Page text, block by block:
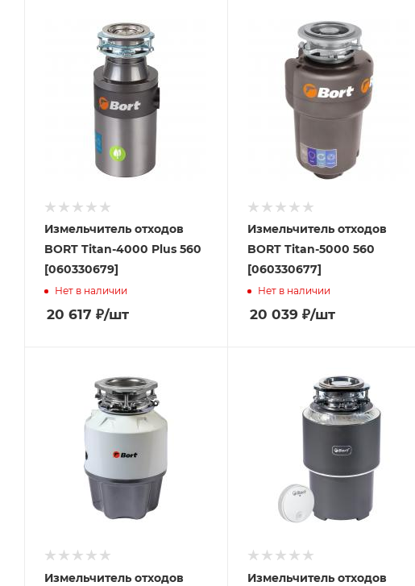
Измельчитель отходов
BORT Titan-4000 Plus 560
[060330679]
Нет в наличии
20 617 ₽/шт
Измельчитель отходов
BORT Titan-5000 560
[060330677]
Нет в наличии
20 039₽/шт
Измельчитель отходов
Измельчитель отходов